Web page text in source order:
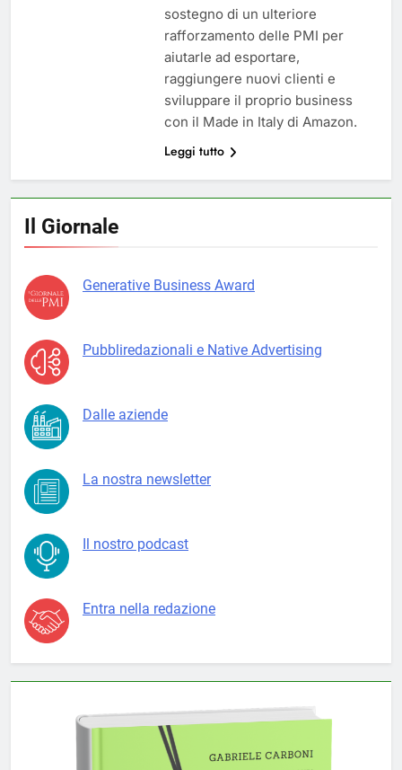
sostegno di un ulteriore
rafforzamento delle PMI per
aiutarle ad esportare,
raggiungere nuovi clienti e
sviluppare il proprio business
con il Made in Italy di Amazon.
Leggi tutto
Il Giornale
Generative Business Award
Pubbliredazionali e Native Advertising
Dalle aziende
La nostra newsletter
Il nostro podcast
Entra nella redazione